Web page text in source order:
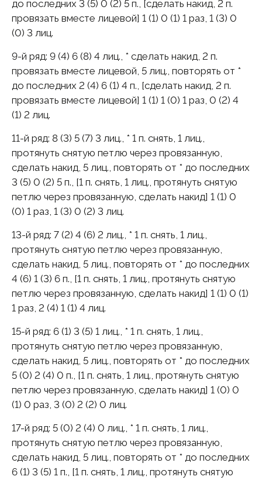
до последних 3 (5) 0 (2) 5 п., [сделать накид, 2 п.
провязать вместе лицевой] 1 (1) 0 (1) 1 раз, 1 (3) 0
(0) 3 лиц.
9-й pяд: 9 (4) 6 (8) 4 лиц., * сделать накид, 2 п.
провязать вместе лицевой, 5 лиц., повторять от *
до последних 2 (4) 6 (1) 4 п., [сделать накид, 2 п.
провязать вместе лицевой] 1 (1) 1 (0) 1 раз, 0 (2) 4
(1) 2 лиц.
11-й pяд: 8 (3) 5 (7) 3 лиц., * 1 п. снять, 1 лиц.,
протянуть снятую петлю через провязанную,
сделать накид, 5 лиц., повторять от * до последних
3 (5) 0 (2) 5 п., [1 п. снять, 1 лиц., протянуть снятую
петлю через провязанную, сделать накид] 1 (1) 0
(0) 1 раз, 1 (3) 0 (2) 3 лиц.
13-й pяд: 7 (2) 4 (6) 2 лиц., * 1 п. снять, 1 лиц.,
протянуть снятую петлю через провязанную,
сделать накид, 5 лиц., повторять от * до последних
4 (6) 1 (3) 6 п., [1 п. снять, 1 лиц., протянуть снятую
петлю через провязанную, сделать накид] 1 (1) 0 (1)
1 раз, 2 (4) 1 (1) 4 лиц.
15-й pяд: 6 (1) 3 (5) 1 лиц., * 1 п. снять, 1 лиц.,
протянуть снятую петлю через провязанную,
сделать накид, 5 лиц., повторять от * до последних
5 (0) 2 (4) 0 п., [1 п. снять, 1 лиц., протянуть снятую
петлю через провязанную, сделать накид] 1 (0) 0
(1) 0 раз, 3 (0) 2 (2) 0 лиц.
17-й pяд: 5 (0) 2 (4) 0 лиц., * 1 п. снять, 1 лиц.,
протянуть снятую петлю через провязанную,
сделать накид, 5 лиц., повторять от * до последних
6 (1) 3 (5) 1 п., [1 п. снять, 1 лиц., протянуть снятую